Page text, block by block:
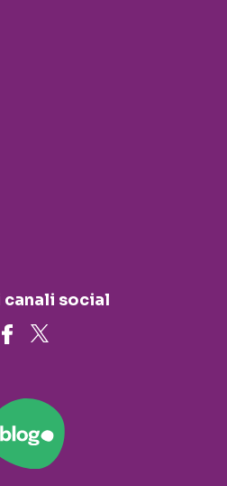
canali social